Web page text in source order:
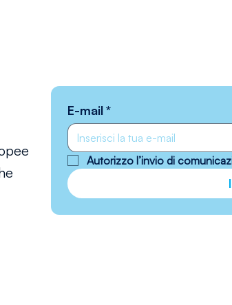
E-mail*
Autorizzo l’invio di